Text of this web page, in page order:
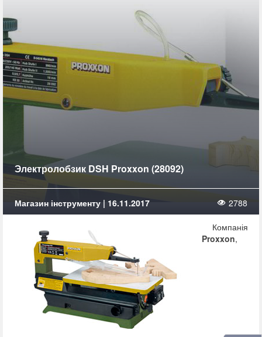
Электролобзик DSH Proxxon (28092)
Магазин інструменту | 16.11.2017 2788
Компанія
Proxxon,